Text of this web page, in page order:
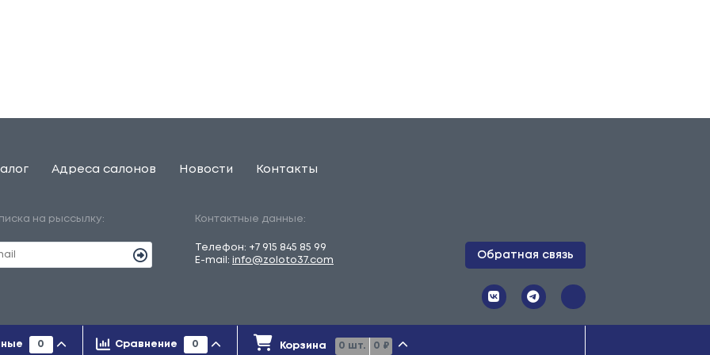
Адреса салонов Новости Контакты
на рыссылку: Контактные данные:
Телефон: +7 915 845 85 99
E-mail: info@zoloto37.com
Обратная связь
справочный характер и ни при каких условиях не является публичной офертой. Копирование
0 Сравнение 0 Корзина 0 шт. 0 ₽